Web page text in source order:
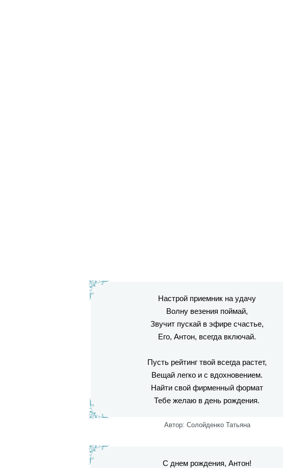
Настрой приемник на удачу
Волну везения поймай,
Звучит пускай в эфире счастье,
Его, Антон, всегда включай.
Пусть рейтинг твой всегда растет,
Вещай легко и с вдохновением.
Найти свой фирменный формат
Тебе желаю в день рождения.
Автор: Солойденко Татьяна
С днем рождения, Антон!